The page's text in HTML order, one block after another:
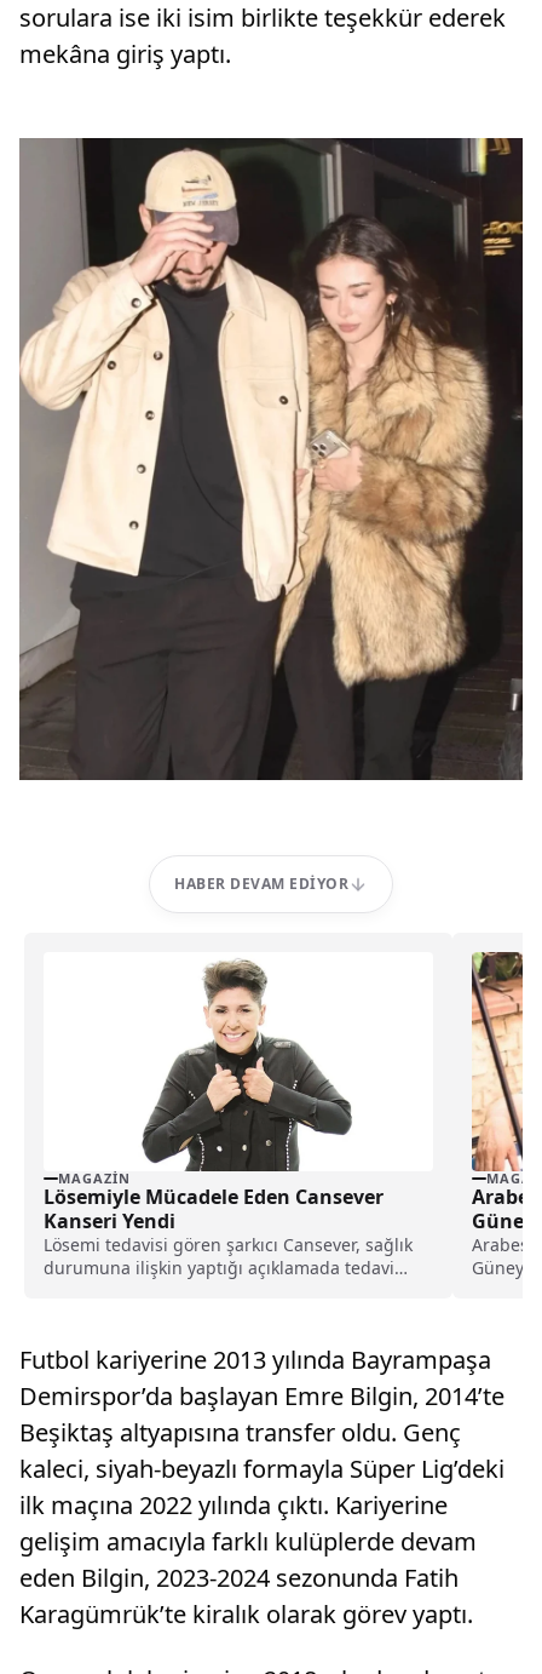
sorulara ise iki isim birlikte teşekkür ederek
mekâna giriş yaptı.
HABER DEVAM EDIYOR
MAGAZIN
Lösemiyle Mücadele Eden Cansever
Kanseri Yendi
Lösemi tedavisi gören şarkıcı Cansever, sağlık
durumuna ilişkin yaptığı açıklamada tedavi
Güney
Güney,
Futbol kariyerine 2013 yılında Bayrampaşa
Demirspor’da başlayan Emre Bilgin, 2014’te
Beşiktaş altyapısına transfer oldu. Genç
kaleci, siyah-beyazlı formayla Süper Lig’deki
ilk maçına 2022 yılında çıktı. Kariyerine
gelişim amacıyla farklı kulüplerde devam
eden Bilgin, 2023-2024 sezonunda Fatih
Karagümrük’te kiralık olarak görev yaptı.